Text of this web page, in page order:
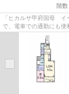
階
「ヒカルサ甲府国母 イ
で、電車での通勤にも
セスが良いです。ATMに